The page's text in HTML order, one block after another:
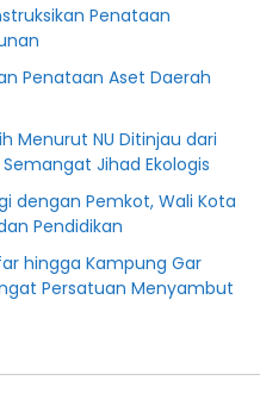
Penataan
Penataan Aset Daerah
Menurut NU Ditinjau dari
Jihad Ekologis
dengan Pemkot, Wali Kota
Pendidikan
hingga Kampung Gar
Persatuan Menyambut